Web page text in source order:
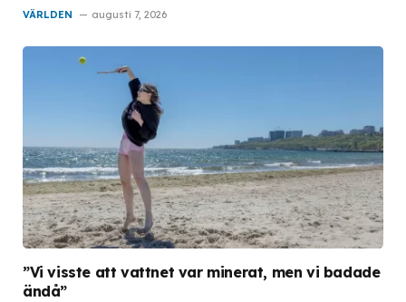
VÄRLDEN augusti 7, 2026
”Vi visste att vattnet var minerat, men vi badade
ändå”